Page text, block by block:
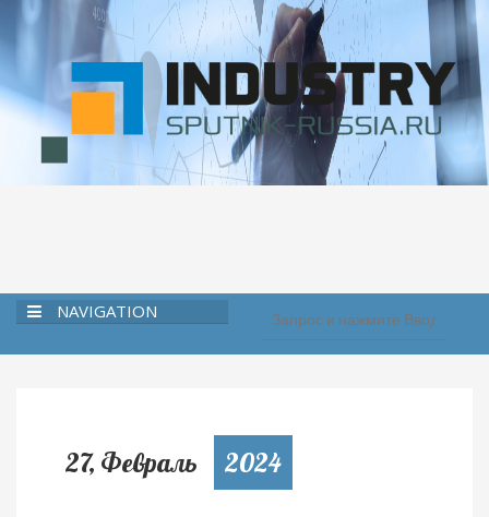
NAVIGATION
27, Февраль 2024